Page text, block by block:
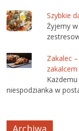
Szybkie
Żyjemy
Zakalec
zakalcem
niespodzianka w
Archiwa